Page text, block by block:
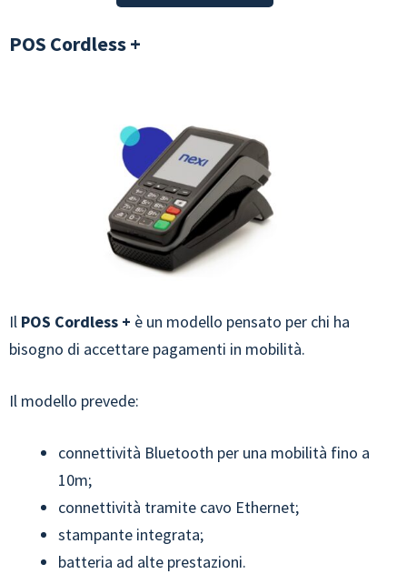
POS Cordless +
Il POS Cordless + è un modello pensato per chi ha
bisogno di accettare pagamenti in mobilità.
Il modello prevede:
connettività Bluetooth per una mobilità fino a
10m;
connettività tramite cavo Ethernet;
stampante integrata;
batteria ad alte prestazioni.